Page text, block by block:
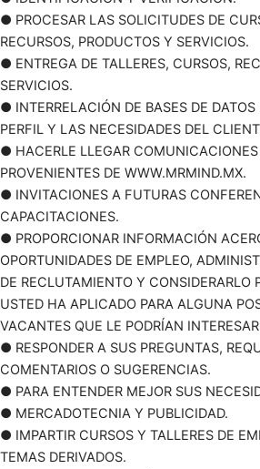
● PROCESAR LAS SOLICITUDES DE
RECURSOS, PRODUCTOS Y SERVICIOS.
● ENTREGA DE TALLERES, CURSOS,
SERVICIOS.
● INTERRELACIÓN DE BASES DE DATOS
PERFIL Y LAS NECESIDADES DEL
● HACERLE LLEGAR COMUNICACIONES
PROVENIENTES DE WWW.MRMIND.MX.
● INVITACIONES A FUTURAS
CAPACITACIONES.
● PROPORCIONAR INFORMACIÓN
OPORTUNIDADES DE EMPLEO,
DE RECLUTAMIENTO Y CONSIDERARLO
USTED HA APLICADO PARA ALGUNA
VACANTES QUE LE PODRÍAN
● RESPONDER A SUS PREGUNTAS,
COMENTARIOS O SUGERENCIAS.
● PARA ENTENDER MEJOR SUS
● MERCADOTECNIA Y PUBLICIDAD.
● IMPARTIR CURSOS Y TALLERES DE
TEMAS DERIVADOS.